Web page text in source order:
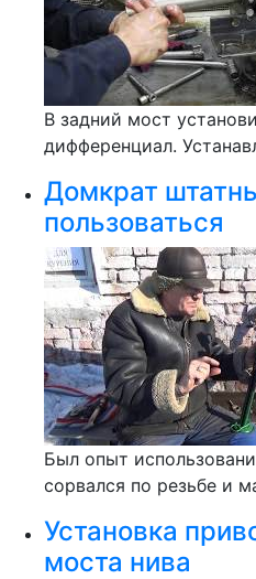
В задний мост
дифференциал.
Домкрат
пользоваться
Был опыт
сорвался по резьбе и
Установка
моста нива